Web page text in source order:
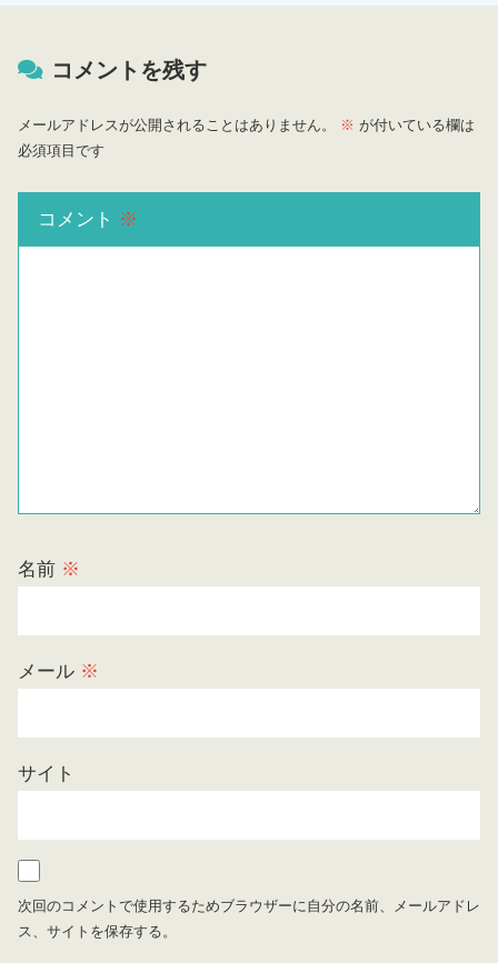
コメントを残す
メールアドレスが公開されることはありません。 ※ が付いている欄は
必須項目です
コメント ※
名前 ※
メール ※
サイト
次回のコメントで使用するためブラウザーに自分の名前、メールアドレ
ス、サイトを保存する。